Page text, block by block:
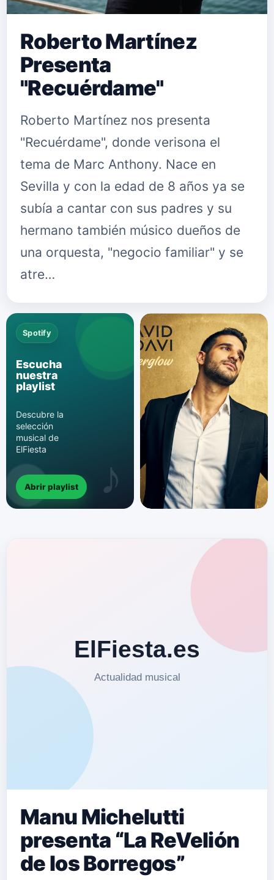
Roberto Martínez
Presenta
"Recuérdame"
Roberto Martínez nos presenta
"Recuérdame", donde verisona el
tema de Marc Anthony. Nace en
Sevilla y con la edad de 8 años ya se
subía a cantar con sus padres y su
hermano también músico dueños de
una orquesta, "negocio familiar" y se
atre…
Spotify
Escucha
nuestra
playlist
Descubre la
selección
musical de
ElFiesta
Abrir playlist
Manu Michelutti
presenta “La ReVelión
de los Borregos”